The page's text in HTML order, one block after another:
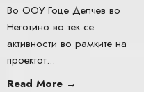
Во ООУ Гоце Делчев во
Неготино во тек се
активности во рамките на
проектот...
Read More →